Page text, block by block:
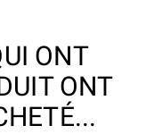
ONT
ONT